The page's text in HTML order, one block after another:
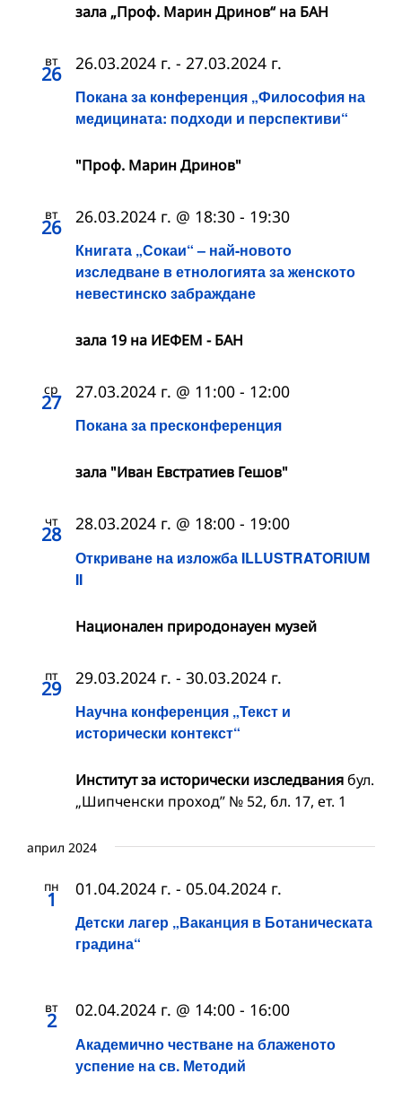
зала „Проф. Марин Дринов“ на БАН
вт
26
Покана за конференция „Философия на
медицината: подходи и перспективи“
26.03.2024 г. - 27.03.2024 г.
"Проф. Марин Дринов"
вт
26
Книгата „Сокаи“ – най-новото
изследване в етнологията за женското
невестинско забраждане
26.03.2024 г. @ 18:30 - 19:30
зала 19 на ИЕФЕМ - БАН
ср
27
Покана за пресконференция
27.03.2024 г. @ 11:00 - 12:00
зала "Иван Евстратиев Гешов"
чт
28
Откриване на изложба ILLUSTRATORIUM
II
28.03.2024 г. @ 18:00 - 19:00
Национален природонауен музей
пт
29
Научна конференция „Текст и
исторически контекст“
29.03.2024 г. - 30.03.2024 г.
Институт за исторически изследваниябул.
„Шипченски проход” № 52, бл. 17, ет. 1
април 2024
пн
1
Детски лагер „Ваканция в Ботаническата
градина“
01.04.2024 г. - 05.04.2024 г.
вт
2
Академично честване на блаженото
успение на св. Методий
02.04.2024 г. @ 14:00 - 16:00